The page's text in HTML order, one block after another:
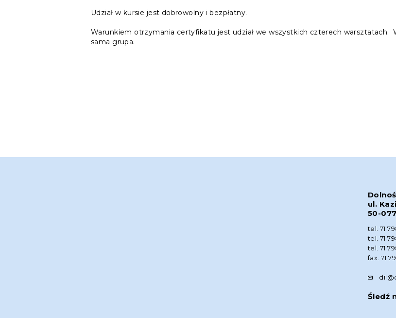
Udział w kursie jest dobrowolny i bezpłatny.
Warunkiem otrzymania certyfikatu jest udział we wszystkich czterech warsztatach.
sama grupa.
ul.
50-
tel. 71
tel. 71
tel. 71
fax. 71
Śledź